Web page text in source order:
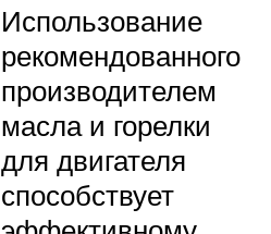
Использование
рекомендованного
производителем
масла и горелки
для двигателя
способствует